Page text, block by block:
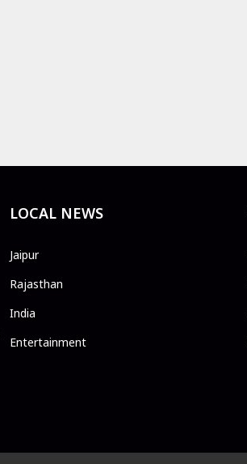
LOCAL NEWS
Jaipur
Rajasthan
India
Entertainment